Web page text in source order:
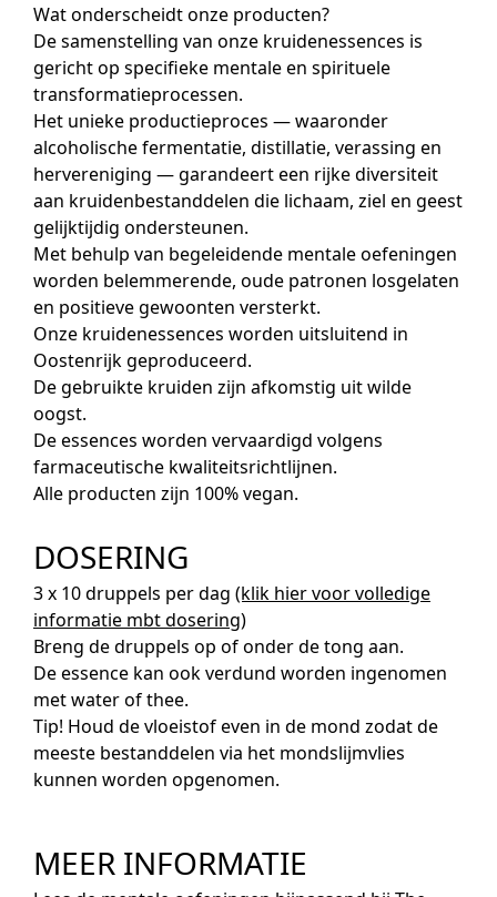
Wat onderscheidt onze producten?
De samenstelling van onze kruidenessences is
gericht op specifieke mentale en spirituele
transformatieprocessen.
Het unieke productieproces — waaronder
alcoholische fermentatie, distillatie, verassing en
hervereniging — garandeert een rijke diversiteit
aan kruidenbestanddelen die lichaam, ziel en geest
gelijktijdig ondersteunen.
Met behulp van begeleidende mentale oefeningen
worden belemmerende, oude patronen losgelaten
en positieve gewoonten versterkt.
Onze kruidenessences worden uitsluitend in
Oostenrijk geproduceerd.
De gebruikte kruiden zijn afkomstig uit wilde
oogst.
De essences worden vervaardigd volgens
farmaceutische kwaliteitsrichtlijnen.
Alle producten zijn 100% vegan.
DOSERING
3 x 10 druppels per dag (klik hier voor volledige
informatie mbt dosering)
Breng de druppels op of onder de tong aan.
De essence kan ook verdund worden ingenomen
met water of thee.
Tip! Houd de vloeistof even in de mond zodat de
meeste bestanddelen via het mondslijmvlies
kunnen worden opgenomen.
MEER INFORMATIE